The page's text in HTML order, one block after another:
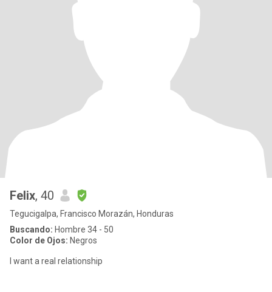
Felix, 40
Tegucigalpa, Francisco Morazán, Honduras
Buscando: Hombre 34 - 50
Color de Ojos: Negros
I want a real relationship